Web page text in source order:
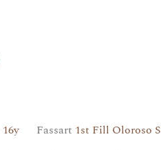
16y Fassart 1st Fill Oloroso